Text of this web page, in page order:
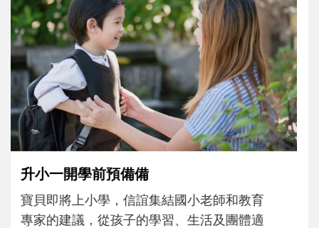
和孩子一起長大的那個男人│讀懂父親的
不同模樣
沒有人天生就擅長當爸爸！男人總是在一次
次「前所未有」的體驗中，跟著孩子一起長
大。從給予安全感的肢體遊戲，到獨立自
主、角色認同及解決問題的能力養成。爸爸
正嘗試用不同的模樣，參與孩子每個重要的